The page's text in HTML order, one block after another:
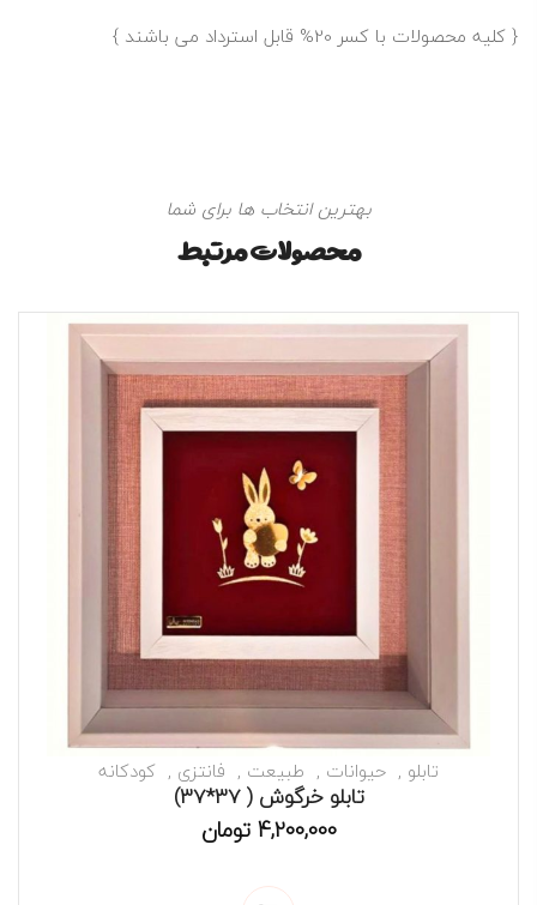
{ کلیه محصولات با کسر 20% قابل استرداد می باشند }
بهترین انتخاب ها برای شما
محصولات مرتبط
تابلو حیوانات طبیعت فانتزی کودکانه
تابلو خرگوش ( 37*37)
4,200,000 تومان